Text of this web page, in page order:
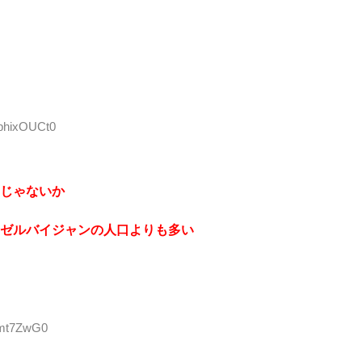
ゃないか
ルバイジャンの人口よりも多い